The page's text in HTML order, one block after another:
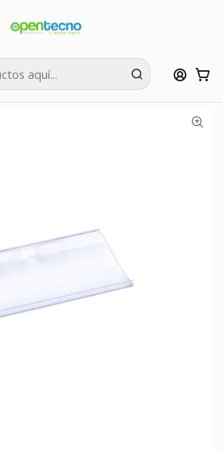
Transparente P/Gancho Metálico